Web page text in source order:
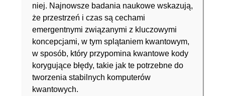
niej. Najnowsze badania naukowe wskazują,
że przestrzeń i czas są cechami
emergentnymi związanymi z kluczowymi
koncepcjami, w tym splątaniem kwantowym,
w sposób, który przypomina kwantowe kody
korygujące błędy, takie jak te potrzebne do
tworzenia stabilnych komputerów
kwantowych.